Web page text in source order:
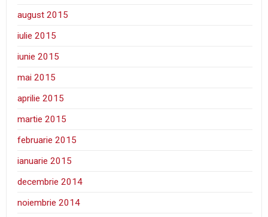
august 2015
iulie 2015
iunie 2015
mai 2015
aprilie 2015
martie 2015
februarie 2015
ianuarie 2015
decembrie 2014
noiembrie 2014